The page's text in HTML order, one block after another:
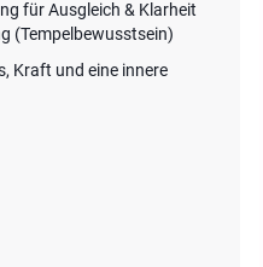
für Ausgleich & Klarheit
(Tempelbewusstsein)
Kraft und eine innere